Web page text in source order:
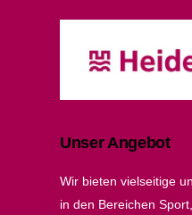
Unser Angebot
Wir bieten vielseitige
in den Bereichen